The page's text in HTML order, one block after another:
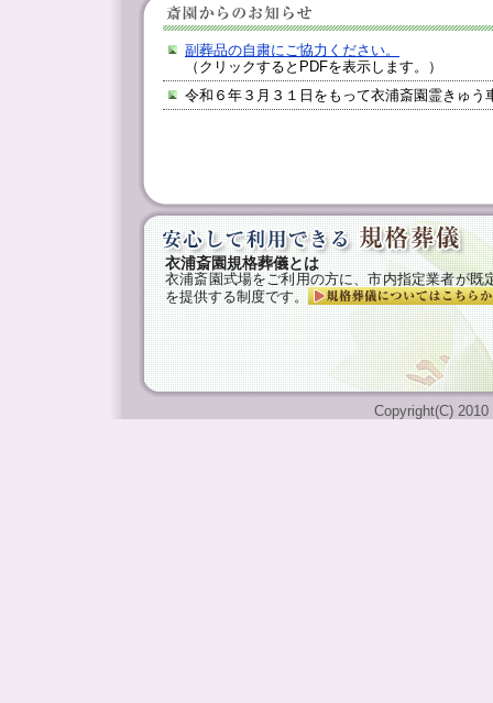
副葬品の自粛にご協力ください。
（クリックするとPDFを表示します。）
令和６年３月３１日をもって衣浦斎園霊きゅ
衣浦斎園規格葬儀とは
衣浦斎園式場をご利用の方に、市内指定業者が既
を提供する制度です。
Copyright(C)